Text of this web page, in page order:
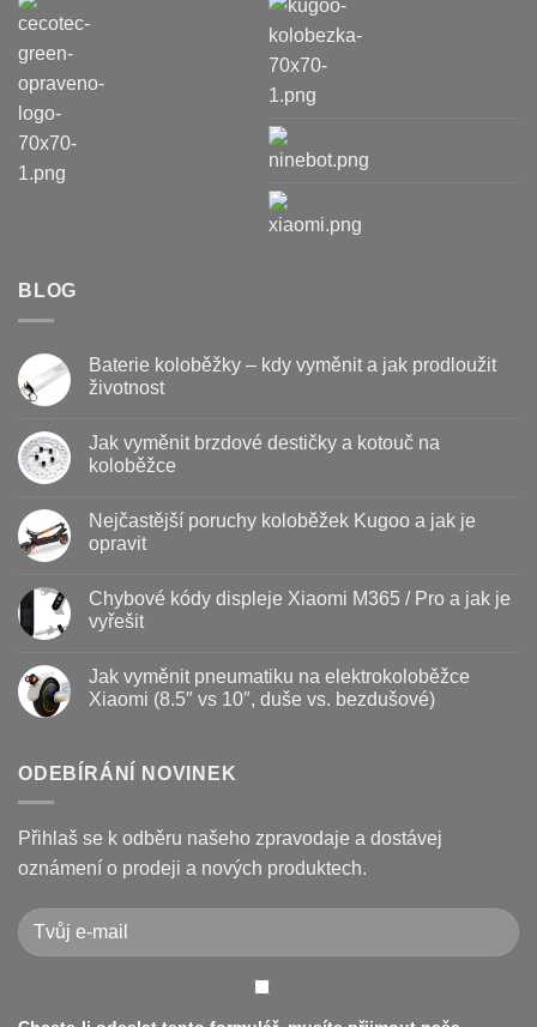
BLOG
Baterie koloběžky – kdy vyměnit a jak prodloužit
životnost
textu
s
koloběžky
kdy
jak
prodloužit
životnost
Jak vyměnit brzdové destičky a kotouč na
koloběžce
u
textu
s
vyměnit
brzdové
destičky
na
koloběžce
Nejčastější poruchy koloběžek Kugoo a jak je
opravit
u
textu
s
poruchy
koloběžek
Kugoo
opravit
Chybové kódy displeje Xiaomi M365 / Pro a jak je
vyřešit
textu
s
displeje
Xiaomi
Pro
a
jak
je
Jak vyměnit pneumatiku na elektrokoloběžce
Xiaomi (8.5″ vs 10″, duše vs. bezdušové)
textu
s
vyměnit
pneumatiku
na
elektrokoloběžce
(8.5″
vs
10″,
duše
ODEBÍRÁNÍ NOVINEK
Přihlaš se k odběru našeho zpravodaje a dostávej
oznámení o prodeji a nových produktech.